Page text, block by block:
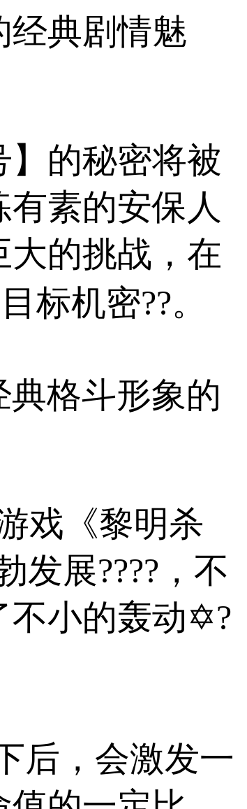
经典剧情魅
的秘密将被
素的安保人
大的挑战，在
标机密??。
格斗形象的
戏《黎明杀
发展????，不
不小的轰动✡?
后，会激发一